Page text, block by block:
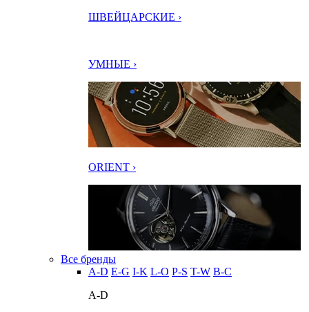
ШВЕЙЦАРСКИЕ ›
УМНЫЕ ›
ORIENT ›
Все бренды
A-D E-G I-K L-O P-S T-W В-С
A-D